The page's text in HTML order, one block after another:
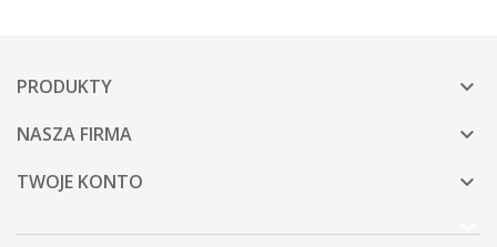
PRODUKTY 
NASZA FIRMA 
TWOJE KONTO 